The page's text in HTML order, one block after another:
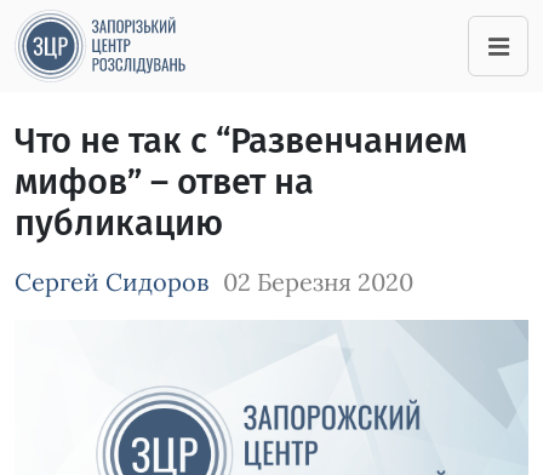
Что не так с “Развенчанием
мифов” – ответ на
публикацию
Сергей Сидоров 02 Березня 2020